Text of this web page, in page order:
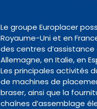
Le groupe Europlacer
Royaume-Uni et en
des centres
Allemagne, en Italie, en
Les principales activités
de machines de
braser, ainsi que la
chaînes d’assemblage